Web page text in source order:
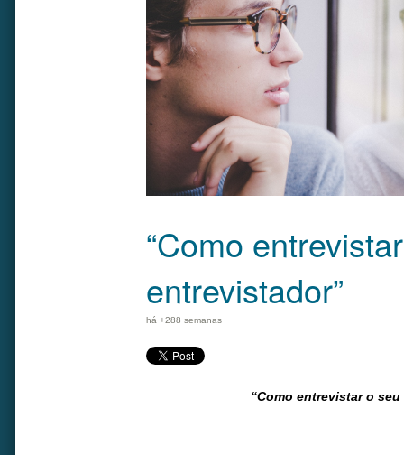
“Como
entrevistador”
há +288 semanas
“Como entrevistar o